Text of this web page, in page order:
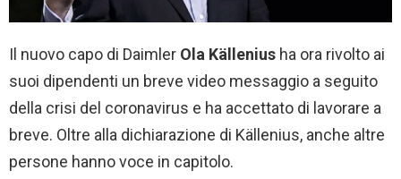
Il nuovo capo di Daimler Ola Källenius ha ora rivolto ai
suoi dipendenti un breve video messaggio a seguito
della crisi del coronavirus e ha accettato di lavorare a
breve. Oltre alla dichiarazione di Källenius, anche altre
persone hanno voce in capitolo.